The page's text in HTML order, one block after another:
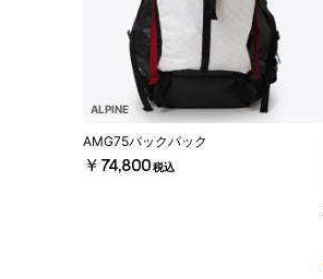
ALPINE
AMG75バックパック
￥74,800 税込